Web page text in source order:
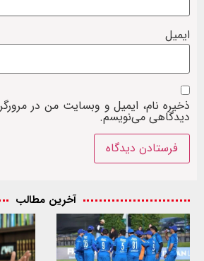
ایمیل
ذخیره نام، ایمیل و وبسایت من در
دیدگاهی می‌نویسم.
آخرین مطالب